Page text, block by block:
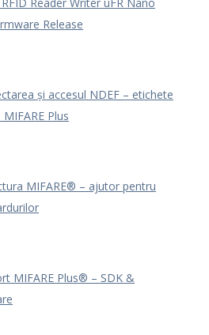
Release
și accesul NDEF – etichete
Plus
MIFARE® – ajutor pentru
MIFARE Plus® – SDK &